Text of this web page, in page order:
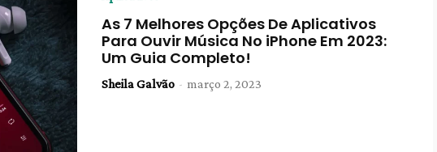
As 7 Melhores Opções De Aplicativos
Para Ouvir Música No iPhone Em 2023:
Um Guia Completo!
Sheila Galvão - março 2, 2023